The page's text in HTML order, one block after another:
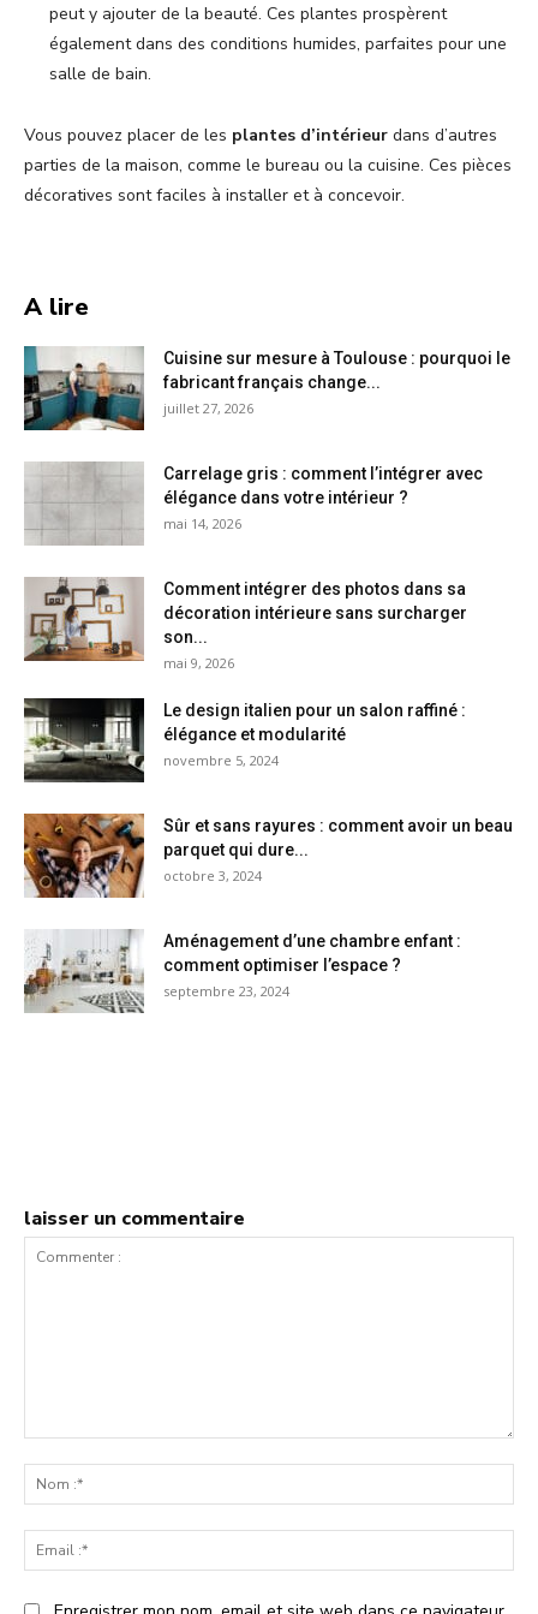
peut y ajouter de la beauté. Ces plantes prospèrent
également dans des conditions humides, parfaites pour une
salle de bain.
Vous pouvez placer de les plantes d’intérieur dans d’autres
parties de la maison, comme le bureau ou la cuisine. Ces pièces
décoratives sont faciles à installer et à concevoir.
A lire
Cuisine sur mesure à Toulouse : pourquoi le
fabricant français change...
juillet 27, 2026
Carrelage gris : comment l’intégrer avec
élégance dans votre intérieur ?
mai 14, 2026
Comment intégrer des photos dans sa
décoration intérieure sans surcharger
son...
mai 9, 2026
Le design italien pour un salon raffiné :
élégance et modularité
novembre 5, 2024
Sûr et sans rayures : comment avoir un beau
parquet qui dure...
octobre 3, 2024
Aménagement d’une chambre enfant :
comment optimiser l’espace ?
septembre 23, 2024
laisser un commentaire
:*
:*